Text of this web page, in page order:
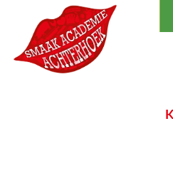
Ga naar de inhoud
Hoofdnavigatie